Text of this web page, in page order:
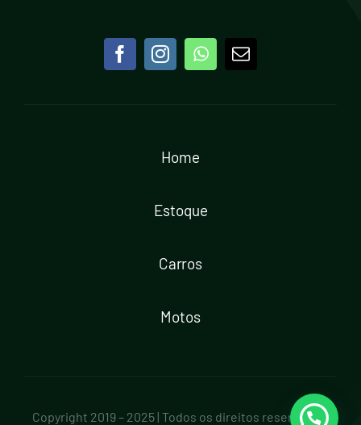
Home
Estoque
Carros
Motos
Copyright 2019 – 2025 | Todos os direitos reservados.